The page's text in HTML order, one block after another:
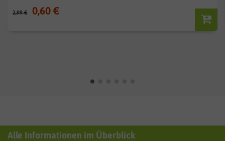
2,99 € 0,60 €
Alle Informationen im Überblick